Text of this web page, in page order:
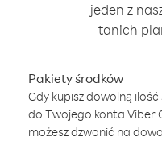
jeden z
tanich
Pakiety środków
Gdy kupisz dowolną
do Twojego konta Viber
możesz dzwonić na